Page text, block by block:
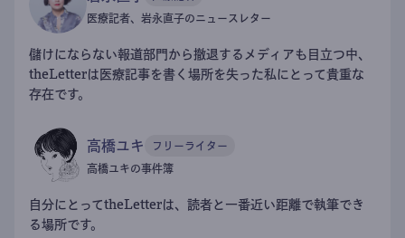
医療記者、岩永直子のニュースレター
儲けにならない報道部門から撤退するメディアも目立つ中、
theLetterは医療記事を書く場所を失った私にとって貴重な
存在です。
高橋ユキ フリーライター
高橋ユキの事件簿
自分にとってtheLetterは、読者と一番近い距離で執筆でき
る場所です。